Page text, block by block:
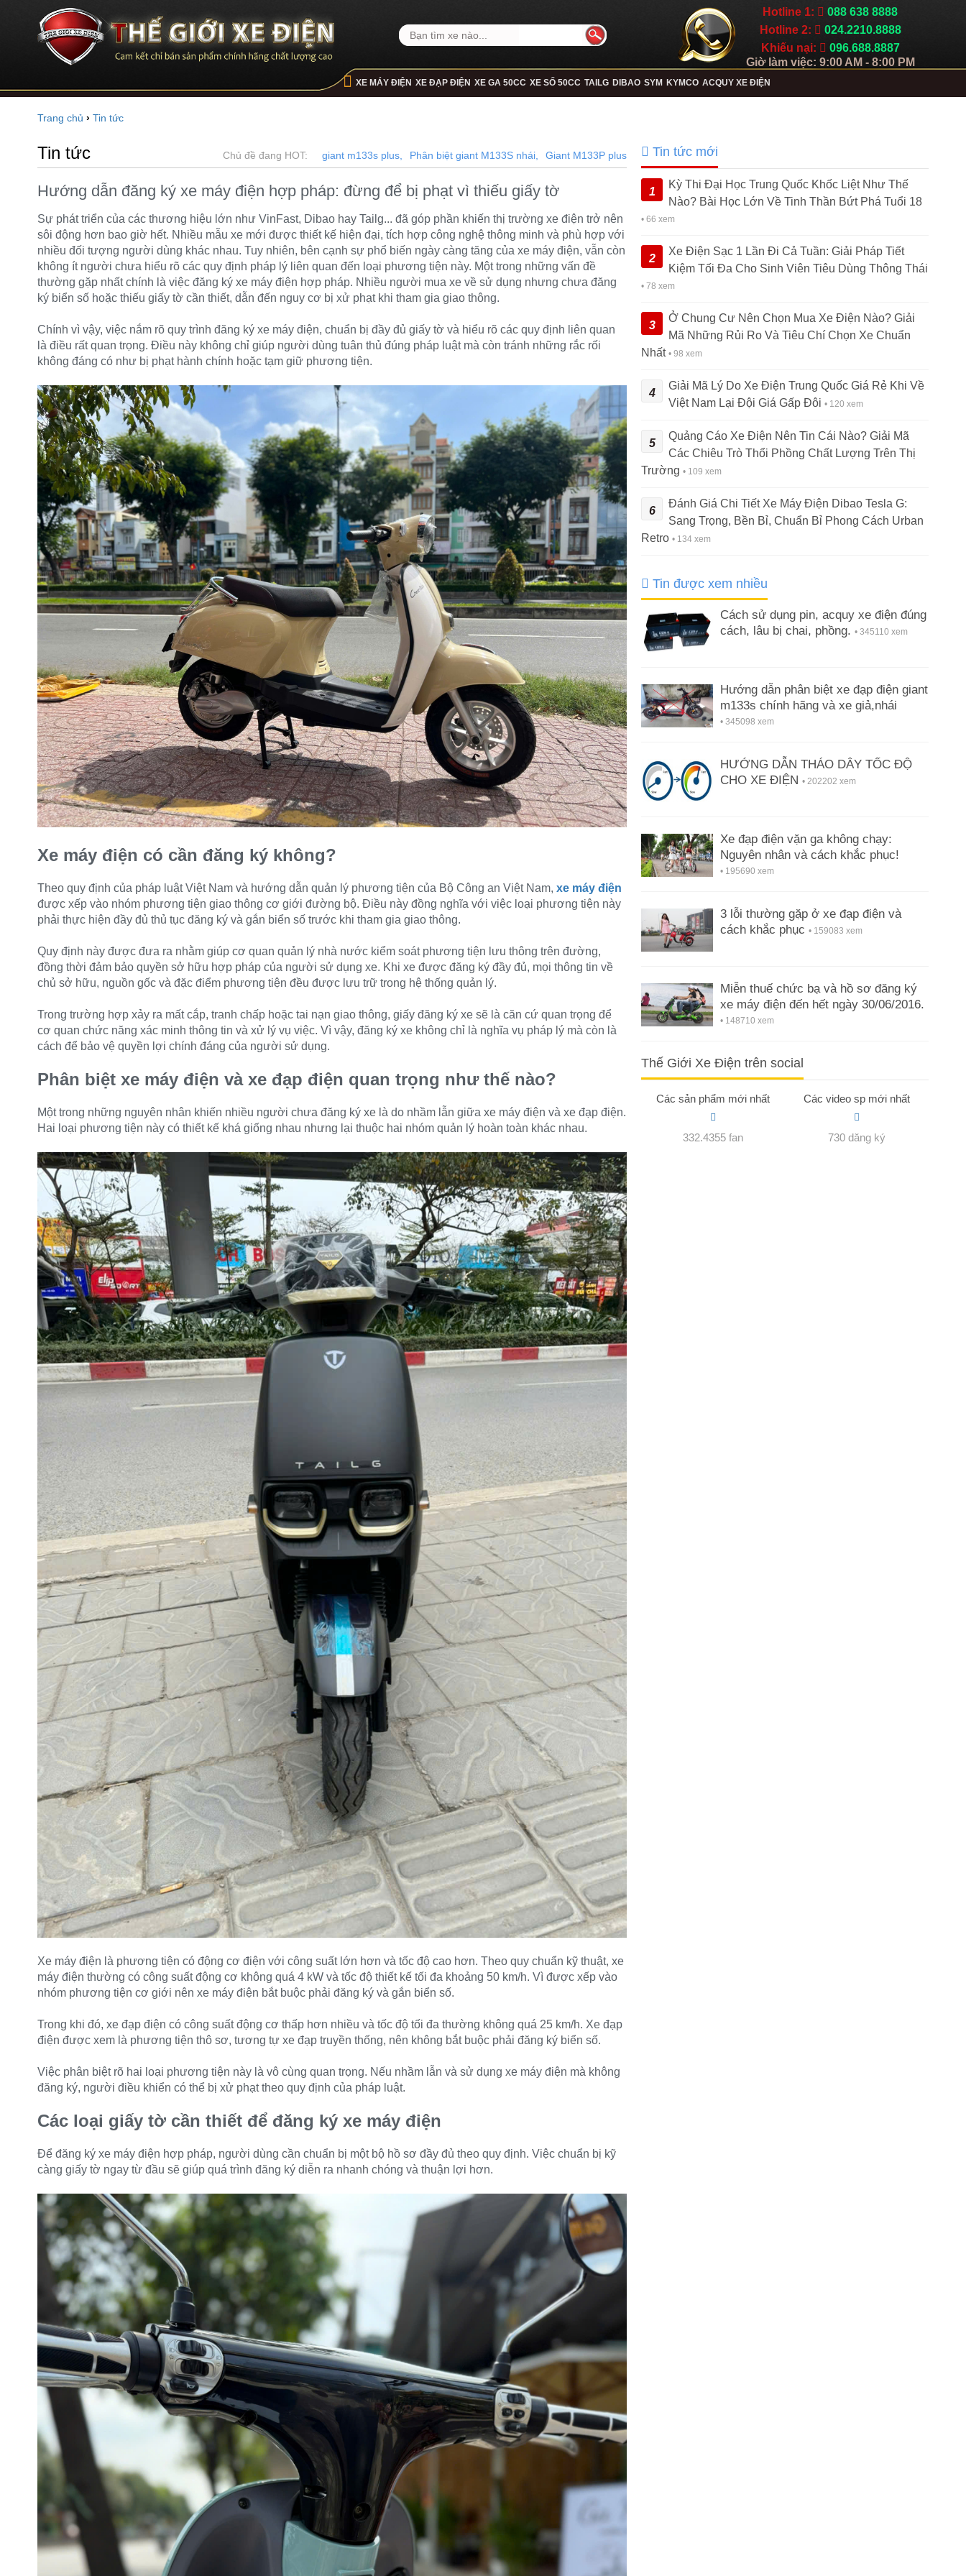
Hotline 1:
088 638 8888
Hotline 2:
024.2210.8888
Khiếu nại:
096.688.8887
Giờ làm việc: 9:00 AM - 8:00 PM
XE MÁY ĐIỆN XE ĐẠP ĐIỆN XE GA 50CC XE SỐ 50CC TAILG DIBAO SYM KYMCO ACQUY XE ĐIỆN
Trang chủ › Tin tức
Tin tức Chủ đề đang HOT: giant m133s plus, Phân biệt giant M133S nhái, Giant M133P plus
Hướng dẫn đăng ký xe máy điện hợp pháp: đừng để bị phạt vì thiếu giấy tờ
Sự phát triển của các thương hiệu lớn như VinFast, Dibao hay Tailg... đã góp phần khiến thị trường xe điện trở nên
sôi động hơn bao giờ hết. Nhiều mẫu xe mới được thiết kế hiện đại, tích hợp công nghệ thông minh và phù hợp với
nhiều đối tượng người dùng khác nhau. Tuy nhiên, bên cạnh sự phổ biến ngày càng tăng của xe máy điện, vẫn còn
không ít người chưa hiểu rõ các quy định pháp lý liên quan đến loại phương tiện này. Một trong những vấn đề
thường gặp nhất chính là việc đăng ký xe máy điện hợp pháp. Nhiều người mua xe về sử dụng nhưng chưa đăng
ký biển số hoặc thiếu giấy tờ cần thiết, dẫn đến nguy cơ bị xử phạt khi tham gia giao thông.
Chính vì vậy, việc nắm rõ quy trình đăng ký xe máy điện, chuẩn bị đầy đủ giấy tờ và hiểu rõ các quy định liên quan
là điều rất quan trọng. Điều này không chỉ giúp người dùng tuân thủ đúng pháp luật mà còn tránh những rắc rối
không đáng có như bị phạt hành chính hoặc tạm giữ phương tiện.
Xe máy điện có cần đăng ký không?
Theo quy định của pháp luật Việt Nam và hướng dẫn quản lý phương tiện của Bộ Công an Việt Nam, xe máy điện
được xếp vào nhóm phương tiện giao thông cơ giới đường bộ. Điều này đồng nghĩa với việc loại phương tiện này
phải thực hiện đầy đủ thủ tục đăng ký và gắn biển số trước khi tham gia giao thông.
Quy định này được đưa ra nhằm giúp cơ quan quản lý nhà nước kiểm soát phương tiện lưu thông trên đường,
đồng thời đảm bảo quyền sở hữu hợp pháp của người sử dụng xe. Khi xe được đăng ký đầy đủ, mọi thông tin về
chủ sở hữu, nguồn gốc và đặc điểm phương tiện đều được lưu trữ trong hệ thống quản lý.
Trong trường hợp xảy ra mất cắp, tranh chấp hoặc tai nạn giao thông, giấy đăng ký xe sẽ là căn cứ quan trọng để
cơ quan chức năng xác minh thông tin và xử lý vụ việc. Vì vậy, đăng ký xe không chỉ là nghĩa vụ pháp lý mà còn là
cách để bảo vệ quyền lợi chính đáng của người sử dụng.
Phân biệt xe máy điện và xe đạp điện quan trọng như thế nào?
Một trong những nguyên nhân khiến nhiều người chưa đăng ký xe là do nhầm lẫn giữa xe máy điện và xe đạp điện.
Hai loại phương tiện này có thiết kế khá giống nhau nhưng lại thuộc hai nhóm quản lý hoàn toàn khác nhau.
Xe máy điện là phương tiện có động cơ điện với công suất lớn hơn và tốc độ cao hơn. Theo quy chuẩn kỹ thuật, xe
máy điện thường có công suất động cơ không quá 4 kW và tốc độ thiết kế tối đa khoảng 50 km/h. Vì được xếp vào
nhóm phương tiện cơ giới nên xe máy điện bắt buộc phải đăng ký và gắn biển số.
Trong khi đó, xe đạp điện có công suất động cơ thấp hơn nhiều và tốc độ tối đa thường không quá 25 km/h. Xe đạp
điện được xem là phương tiện thô sơ, tương tự xe đạp truyền thống, nên không bắt buộc phải đăng ký biển số.
Việc phân biệt rõ hai loại phương tiện này là vô cùng quan trọng. Nếu nhầm lẫn và sử dụng xe máy điện mà không
đăng ký, người điều khiển có thể bị xử phạt theo quy định của pháp luật.
Các loại giấy tờ cần thiết để đăng ký xe máy điện
Để đăng ký xe máy điện hợp pháp, người dùng cần chuẩn bị một bộ hồ sơ đầy đủ theo quy định. Việc chuẩn bị kỹ
càng giấy tờ ngay từ đầu sẽ giúp quá trình đăng ký diễn ra nhanh chóng và thuận lợi hơn.
Tin tức mới
1
Kỳ Thi Đại Học Trung Quốc Khốc Liệt Như Thế
Nào? Bài Học Lớn Về Tinh Thần Bứt Phá Tuổi 18
• 66 xem
2
Xe Điện Sạc 1 Lần Đi Cả Tuần: Giải Pháp Tiết
Kiệm Tối Đa Cho Sinh Viên Tiêu Dùng Thông Thái
• 78 xem
3
Ở Chung Cư Nên Chọn Mua Xe Điện Nào? Giải
Mã Những Rủi Ro Và Tiêu Chí Chọn Xe Chuẩn
Nhất • 98 xem
4
Giải Mã Lý Do Xe Điện Trung Quốc Giá Rẻ Khi Về
Việt Nam Lại Đội Giá Gấp Đôi • 120 xem
5
Quảng Cáo Xe Điện Nên Tin Cái Nào? Giải Mã
Các Chiêu Trò Thổi Phồng Chất Lượng Trên Thị
Trường • 109 xem
6
Đánh Giá Chi Tiết Xe Máy Điện Dibao Tesla G:
Sang Trọng, Bền Bỉ, Chuẩn Bỉ Phong Cách Urban
Retro • 134 xem
Tin được xem nhiều
Cách sử dụng pin, acquy xe điện đúng
cách, lâu bị chai, phồng. • 345110 xem
Hướng dẫn phân biệt xe đạp điện giant
m133s chính hãng và xe giả,nhái
• 345098 xem
HƯỚNG DẪN THÁO DÂY TỐC ĐỘ
CHO XE ĐIỆN • 202202 xem
Xe đạp điện vặn ga không chạy:
Nguyên nhân và cách khắc phục!
• 195690 xem
3 lỗi thường gặp ở xe đạp điện và
cách khắc phục • 159083 xem
Miễn thuế chức bạ và hồ sơ đăng ký
xe máy điện đến hết ngày 30/06/2016.
• 148710 xem
Thế Giới Xe Điện trên social
Các sản phẩm mới nhất
332.4355 fan
Các video sp mới nhất
730 dăng ký